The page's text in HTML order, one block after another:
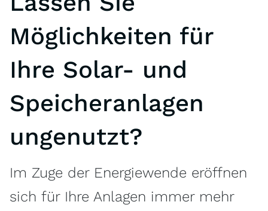
Möglichkeiten für
Ihre Solar- und
Speicheranlagen
ungenutzt?
Im Zuge der Energiewende eröffnen
sich für Ihre Anlagen immer mehr